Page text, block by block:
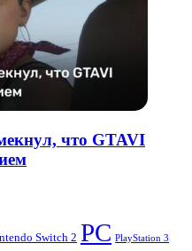
что GTAVI
Switch 2 PC PlayStation 3